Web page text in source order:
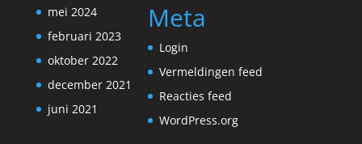
mei 2024
februari 2023
oktober 2022
december 2021
juni 2021
Meta
Login
Vermeldingen feed
Reacties feed
WordPress.org